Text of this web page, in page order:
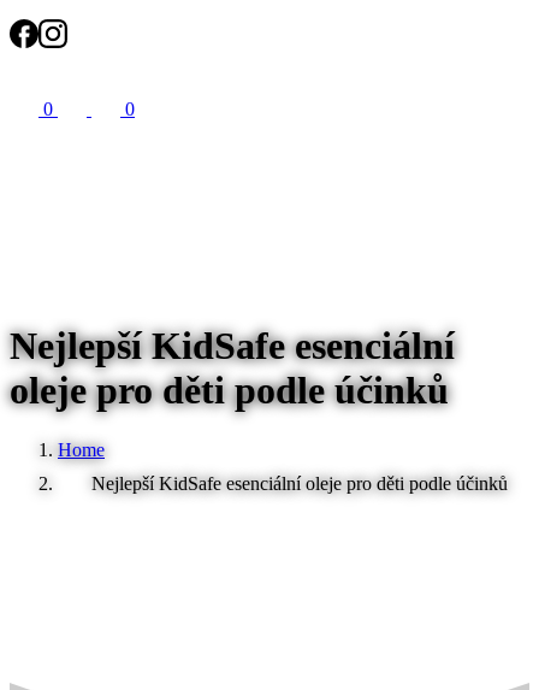
0 0
Nejlepší KidSafe esenciální
oleje pro děti podle účinků
Home
Nejlepší KidSafe esenciální oleje pro děti podle účinků